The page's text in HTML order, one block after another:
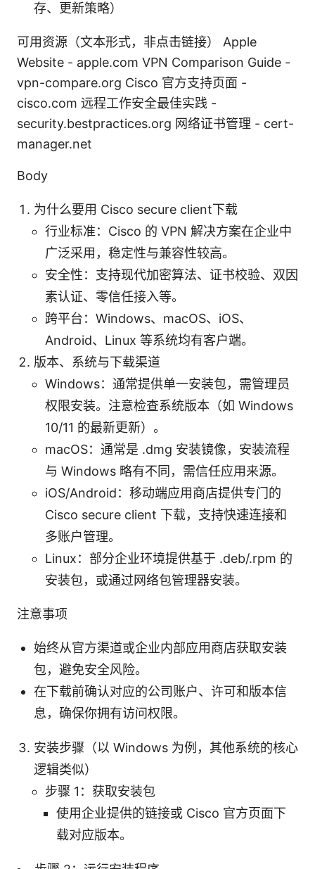
存、更新策略）
可用资源（文本形式，非点击链接） Apple
Website - apple.com VPN Comparison Guide -
vpn-compare.org Cisco 官方支持页面 -
cisco.com 远程工作安全最佳实践 -
security.bestpractices.org 网络证书管理 - cert-
manager.net
Body
为什么要用 Cisco secure client下载
行业标准：Cisco 的 VPN 解决方案在企业中
广泛采用，稳定性与兼容性较高。
安全性：支持现代加密算法、证书校验、双因
素认证、零信任接入等。
跨平台：Windows、macOS、iOS、
Android、Linux 等系统均有客户端。
版本、系统与下载渠道
Windows：通常提供单一安装包，需管理员
权限安装。注意检查系统版本（如 Windows
10/11 的最新更新）。
macOS：通常是 .dmg 安装镜像，安装流程
与 Windows 略有不同，需信任应用来源。
iOS/Android：移动端应用商店提供专门的
Cisco secure client 下载，支持快速连接和
多账户管理。
Linux：部分企业环境提供基于 .deb/.rpm 的
安装包，或通过网络包管理器安装。
注意事项
始终从官方渠道或企业内部应用商店获取安装
包，避免安全风险。
在下载前确认对应的公司账户、许可和版本信
息，确保你拥有访问权限。
安装步骤（以 Windows 为例，其他系统的核心
逻辑类似）
步骤 1：获取安装包
使用企业提供的链接或 Cisco 官方页面下
载对应版本。